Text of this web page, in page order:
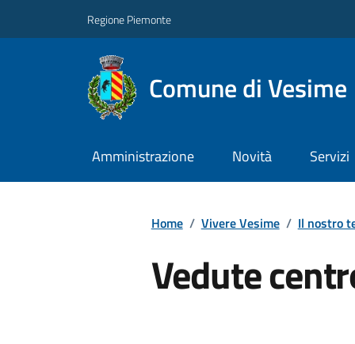
Regione Piemonte
Comune di Vesime
Amministrazione Novità Servizi
Home / Vivere Vesime / Il nostro
Vedute